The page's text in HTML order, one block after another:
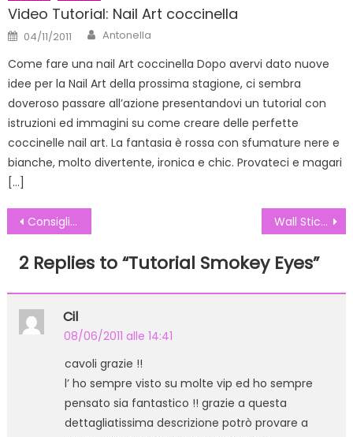
Video Tutorial: Nail Art coccinella
Posted
on
04/11/2011 Author
Antonella
Come fare una nail Art coccinella Dopo avervi dato nuove
idee per la Nail Art della prossima stagione, ci sembra
doveroso passare all’azione presentandovi un tutorial con
istruzioni ed immagini su come creare delle perfette
coccinelle nail art. La fantasia è rossa con sfumature nere e
bianche, molto divertente, ironica e chic. Provateci e magari
[…]
Navigazione
articoli
Consigli per ridipingere la casa Wall Stickers per decorare le pareti di casa
2 Replies to “Tutorial Smokey Eyes”
Cil
08/06/2011 alle 14:41
cavoli grazie !!
l’ ho sempre visto su molte vip ed ho sempre
pensato sia fantastico !! grazie a questa
dettagliatissima descrizione potrò provare a